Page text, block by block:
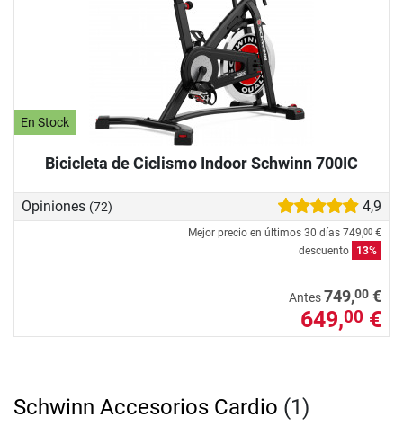
En Stock
Bicicleta de Ciclismo Indoor Schwinn 700IC
Opiniones (72) 4,9
Mejor precio en últimos 30 días 749,00 €
descuento
13%
Antes749,00 €
649,00 €
Schwinn Accesorios Cardio (1)